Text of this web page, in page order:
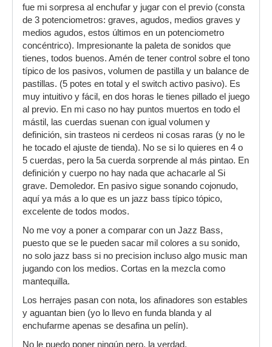
fue mi sorpresa al enchufar y jugar con el previo (consta
de 3 potenciometros: graves, agudos, medios graves y
medios agudos, estos últimos en un potenciometro
concéntrico). Impresionante la paleta de sonidos que
tienes, todos buenos. Amén de tener control sobre el tono
típico de los pasivos, volumen de pastilla y un balance de
pastillas. (5 potes en total y el switch activo pasivo). Es
muy intuitivo y fácil, en dos horas le tienes pillado el juego
al previo. En mi caso no hay puntos muertos en todo el
mástil, las cuerdas suenan con igual volumen y
definición, sin trasteos ni cerdeos ni cosas raras (y no le
he tocado el ajuste de tienda). No se si lo quieres en 4 o
5 cuerdas, pero la 5a cuerda sorprende al más pintao. En
definición y cuerpo no hay nada que achacarle al Si
grave. Demoledor. En pasivo sigue sonando cojonudo,
aquí ya más a lo que es un jazz bass típico tópico,
excelente de todos modos.
No me voy a poner a comparar con un Jazz Bass,
puesto que se le pueden sacar mil colores a su sonido,
no solo jazz bass si no precision incluso algo music man
jugando con los medios. Cortas en la mezcla como
mantequilla.
Los herrajes pasan con nota, los afinadores son estables
y aguantan bien (yo lo llevo en funda blanda y al
enchufarme apenas se desafina un pelín).
No le puedo poner ningún pero, la verdad.